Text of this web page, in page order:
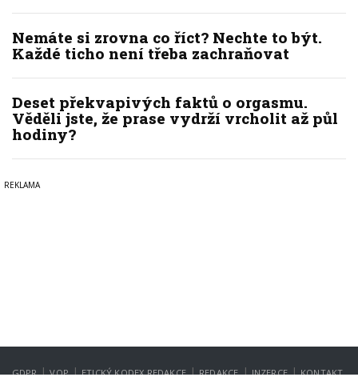
Nemáte si zrovna co říct? Nechte to být.
Každé ticho není třeba zachraňovat
Deset překvapivých faktů o orgasmu.
Věděli jste, že prase vydrží vrcholit až půl
hodiny?
GDPR | VOP | ETICKÝ KODEX REDAKCE | REDAKCE | INZERCE | KONTAKT